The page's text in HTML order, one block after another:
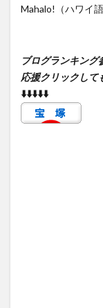
Mahalo!（ハワイ
ブログランキング
応援クリックして
⬇️⬇️⬇️⬇️⬇️